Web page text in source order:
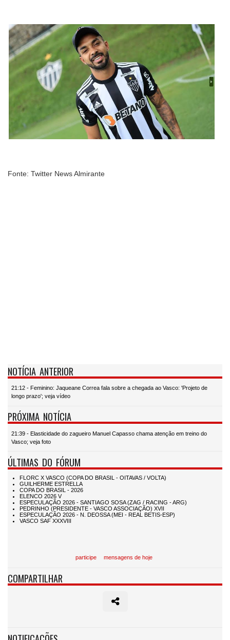
Fonte: Twitter News Almirante
NOTÍCIA ANTERIOR
21:12 - Feminino: Jaqueane Correa fala sobre a chegada ao Vasco: 'Projeto de
longo prazo'; veja vídeo
PRÓXIMA NOTÍCIA
21:39 - Elasticidade do zagueiro Manuel Capasso chama atenção em treino do
Vasco; veja foto
ÚLTIMAS DO FÓRUM
participe mensagens de hoje
COMPARTILHAR